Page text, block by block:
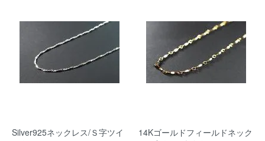
Silver925ネックレス/Ｓ字ツイ
14Kゴールドフィールドネック